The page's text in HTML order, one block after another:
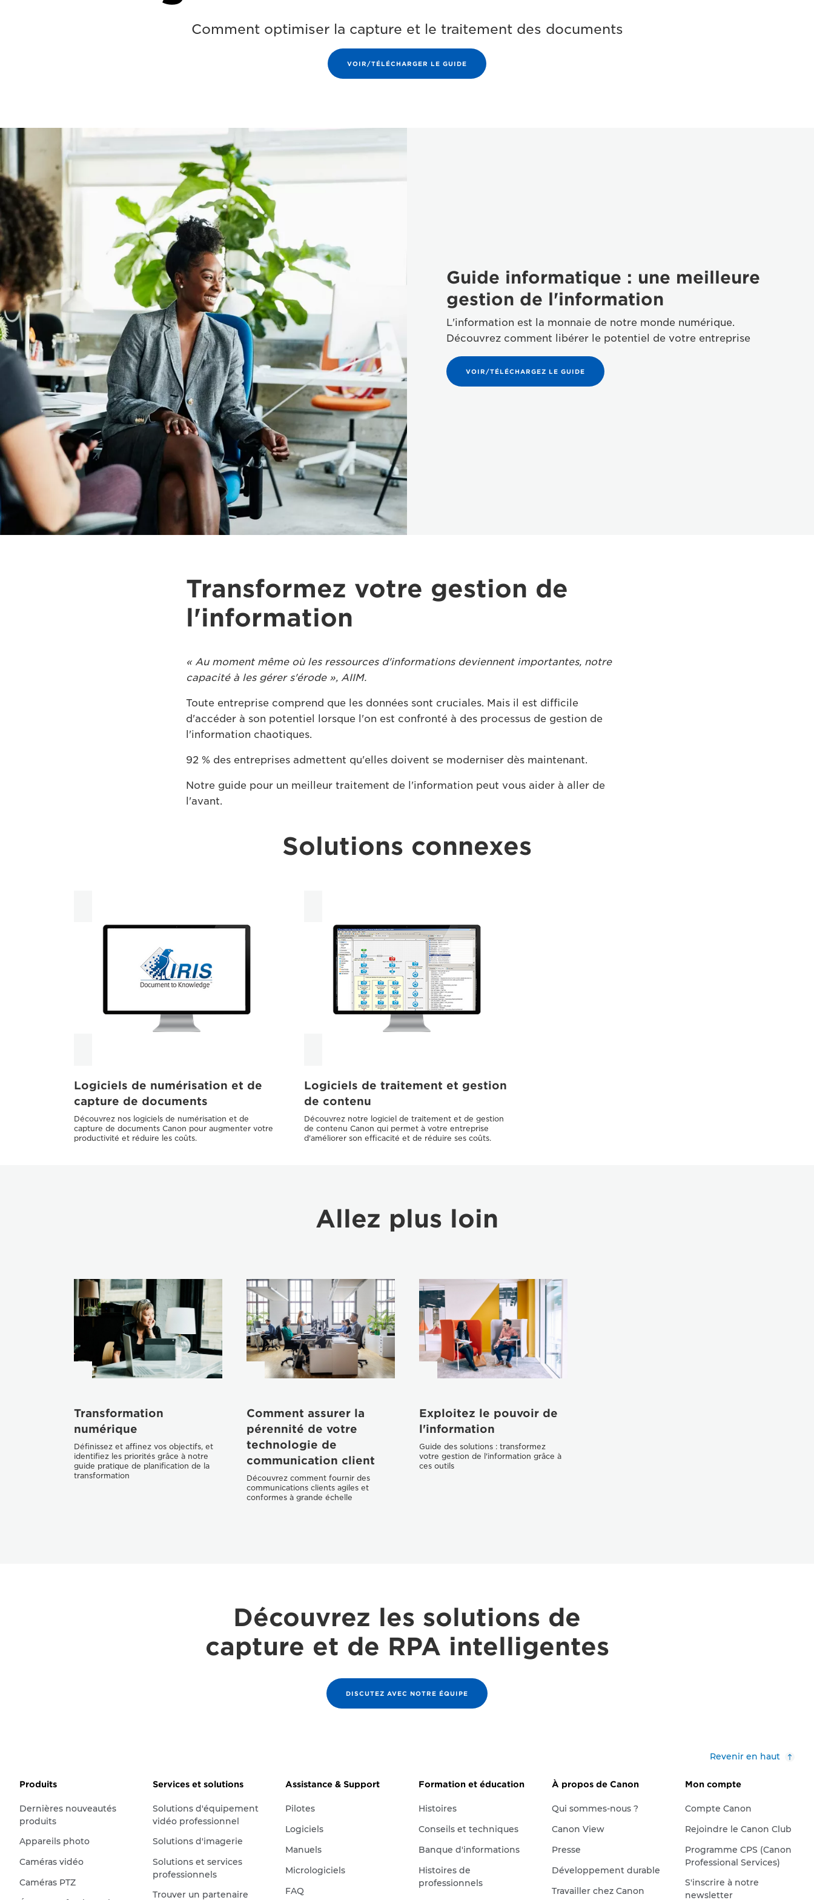
Comment optimiser la capture et le traitement des documents
VOIR/TÉLÉCHARGER LE GUIDE
Guide informatique : une meilleure
gestion de l'information
L'information est la monnaie de notre monde numérique.
Découvrez comment libérer le potentiel de votre entreprise
VOIR/TÉLÉCHARGEZ LE GUIDE
Transformez votre gestion de
l'information
« Au moment même où les ressources d'informations deviennent importantes, notre
capacité à les gérer s'érode », AIIM.
Toute entreprise comprend que les données sont cruciales. Mais il est difficile
d'accéder à son potentiel lorsque l'on est confronté à des processus de gestion de
l'information chaotiques.
92 % des entreprises admettent qu'elles doivent se moderniser dès maintenant.
Notre guide pour un meilleur traitement de l'information peut vous aider à aller de
l'avant.
Solutions connexes
Logiciels de numérisation et de
capture de documents
Découvrez nos logiciels de numérisation et de
capture de documents Canon pour augmenter votre
productivité et réduire les coûts.
Logiciels de traitement et gestion
de contenu
Découvrez notre logiciel de traitement et de gestion
de contenu Canon qui permet à votre entreprise
d'améliorer son efficacité et de réduire ses coûts.
Allez plus loin
Transformation
numérique
Définissez et affinez vos objectifs, et
identifiez les priorités grâce à notre
guide pratique de planification de la
transformation
Comment assurer la
pérennité de votre
technologie de
communication client
Découvrez comment fournir des
communications clients agiles et
conformes à grande échelle
Exploitez le pouvoir de
l'information
Guide des solutions : transformez
votre gestion de l'information grâce à
ces outils
Découvrez les solutions de
capture et de RPA intelligentes
DISCUTEZ AVEC NOTRE ÉQUIPE
Revenir en haut
Produits
Dernières nouveautés
produits
Appareils photo
Caméras vidéo
Caméras PTZ
Services et solutions
Solutions d'équipement
vidéo professionnel
Solutions d'imagerie
Solutions et services
professionnels
Trouver un partenaire
Assistance & Support
Pilotes
Logiciels
Manuels
Micrologiciels
FAQ
Formation et éducation
Histoires
Conseils et techniques
Banque d'informations
Histoires de
professionnels
À propos de Canon
Qui sommes-nous ?
Canon View
Presse
Développement durable
Travailler chez Canon
Mon compte
Compte Canon
Rejoindre le Canon Club
Programme CPS (Canon
Professional Services)
S'inscrire à notre
newsletter